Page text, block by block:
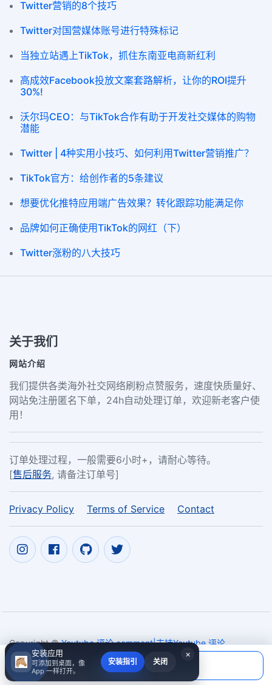
Twitter营销的8个技巧
Twitter对国营媒体账号进行特殊标记
当独立站遇上TikTok，抓住东南亚电商新红利
高成效Facebook投放文案套路解析，让你的ROI提升
30%!
沃尔玛CEO：与TikTok合作有助于开发社交媒体的购物
潜能
Twitter | 4种实用小技巧、如何利用Twitter营销推广？
TikTok官方：给创作者的5条建议
想要优化推特应用端广告效果？转化跟踪功能满足你
品牌如何正确使用TikTok的网红（下）
Twitter涨粉的八大技巧
当前应付
￥0.00 填写账号后购买
关于我们
网站介绍
我们提供各类海外社交网络刷粉点赞服务，速度快质量好、
网站免注册匿名下单，24h自动处理订单，欢迎新老客户使
用！
订单处理过程，一般需要6小时+，请耐心等待。
[售后服务, 请备注订单号]
Privacy Policy Terms of Service Contact
Copyright ©Youtube 评论 comment|支持Youtube 评论
comment、点评 评论 comment自助下单|ky
2017~2026
×
安装应用
可添加到桌面，像
App 一样打开。
安装指引 关闭